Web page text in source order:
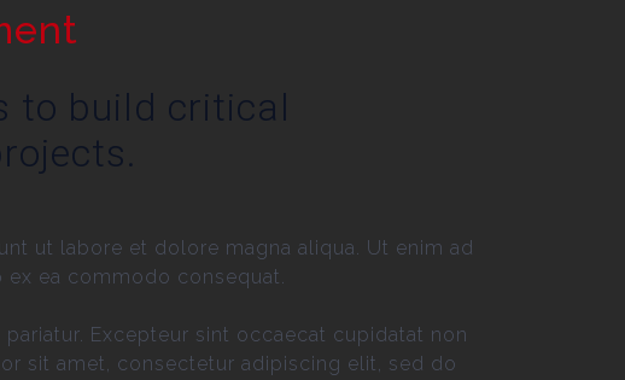
to build critical
ut labore et dolore magna aliqua. Ut enim ad
ea commodo consequat.
Excepteur sint occaecat cupidatat non
sit amet, consectetur adipiscing elit, sed do